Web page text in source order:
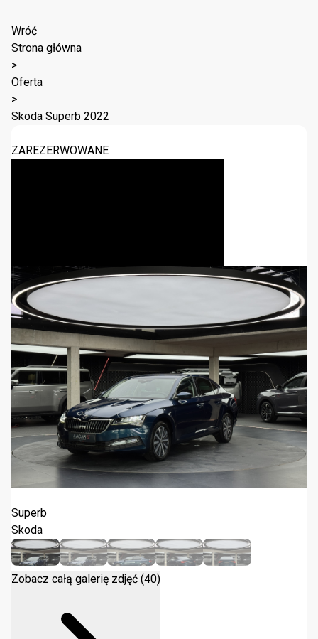
Wróć
Strona główna
>
Oferta
>
Skoda Superb 2022
ZAREZERWOWANE
Skoda Superb 2.0 TSI Style DSG 2022
Superb
Skoda
Zobacz całą galerię zdjęć (40)